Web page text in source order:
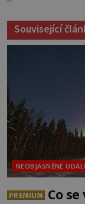
Související
NEOBJASNĚNÉ
PREMIUM
Co